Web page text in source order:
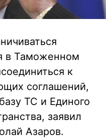
в Таможенном
к
соглашений,
ТС и Единого
заявил
Азаров.